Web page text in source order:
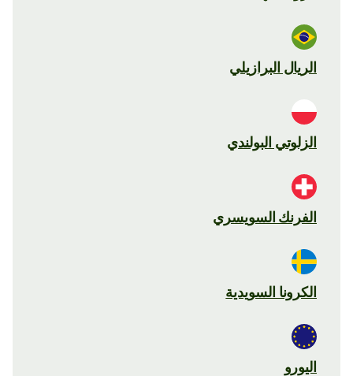
الريال البرازيلي
الزلوتي البولندي
الفرنك السويسري
الكرونا السويدية
اليورو